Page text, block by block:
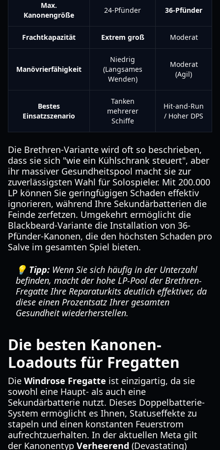
Max.
Kanonengröße
24-Pfünder 36-Pfünder
Frachtkapazität Extrem groß Moderat
Manövrierfähigkeit
Niedrig
(Langsames
Wenden)
Moderat
(Agil)
Bestes
Einsatzszenario
Tanken
mehrerer
Schiffe
Hit-and-Run
/ Hoher DPS
Die Brethren-Variante wird oft so beschrieben,
dass sie sich "wie ein Kühlschrank steuert", aber
ihr massiver Gesundheitspool macht sie zur
zuverlässigsten Wahl für Solospieler. Mit 200.000
LP können Sie geringfügigen Schaden effektiv
ignorieren, während Ihre Sekundärbatterien die
Feinde zerfetzen. Umgekehrt ermöglicht die
Blackbeard-Variante die Installation von 36-
Pfünder-Kanonen, die den höchsten Schaden pro
Salve im gesamten Spiel bieten.
💡 Tipp: Wenn Sie sich häufig in der Unterzahl
befinden, macht der hohe LP-Pool der Brethren-
Fregatte Ihre Reparaturkits deutlich effektiver, da
diese einen Prozentsatz Ihrer gesamten
Gesundheit wiederherstellen.
Die besten Kanonen-
Loadouts für Fregatten
Die Windrose Fregatte ist einzigartig, da sie
sowohl eine Haupt- als auch eine
Sekundärbatterie nutzt. Dieses Doppelbatterie-
System ermöglicht es Ihnen, Statuseffekte zu
stapeln und einen konstanten Feuerstrom
aufrechtzuerhalten. In der aktuellen Meta gilt
der Kanonentyp Verheerend (Devastating)